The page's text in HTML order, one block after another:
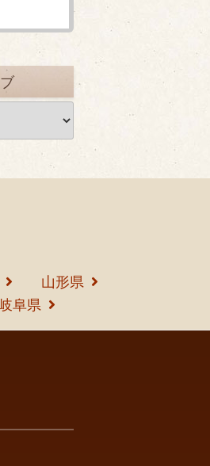
山形県
阜県